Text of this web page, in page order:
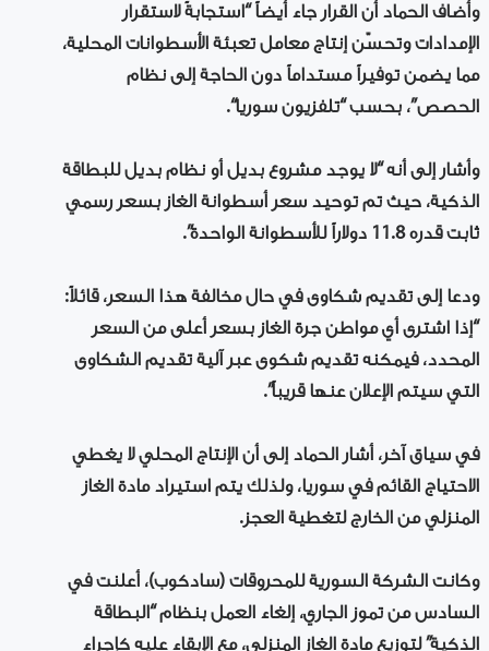
وأضاف الحماد أن القرار جاء أيضاً “استجابةً لاستقرار
الإمدادات وتحسّن إنتاج معامل تعبئة الأسطوانات المحلية،
مما يضمن توفيراً مستداماً دون الحاجة إلى نظام
الحصص”، بحسب “تلفزيون سوريا“.
وأشار إلى أنه “لا يوجد مشروع بديل أو نظام بديل للبطاقة
الذكية، حيث تم توحيد سعر أسطوانة الغاز بسعر رسمي
ثابت قدره 11.8 دولاراً للأسطوانة الواحدة”.
ودعا إلى تقديم شكاوى في حال مخالفة هذا السعر، قائلاً:
“إذا اشترى أي مواطن جرة الغاز بسعر أعلى من السعر
المحدد، فيمكنه تقديم شكوى عبر آلية تقديم الشكاوى
التي سيتم الإعلان عنها قريباً”.
في سياق آخر، أشار الحماد إلى أن الإنتاج المحلي لا يغطي
الاحتياج القائم في سوريا، ولذلك يتم استيراد مادة الغاز
المنزلي من الخارج لتغطية العجز.
وكانت الشركة السورية للمحروقات (سادكوب)، أعلنت في
السادس من تموز الجاري، إلغاء العمل بنظام “البطاقة
الذكية” لتوزيع مادة الغاز المنزلي، مع الإبقاء عليه كإجراء